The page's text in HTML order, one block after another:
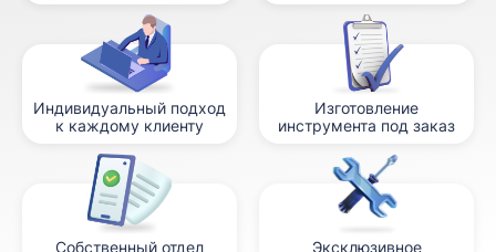
Индивидуальный подход
к каждому клиенту
Изготовление
инструмента под заказ
Собственный отдел Эксклюзивное